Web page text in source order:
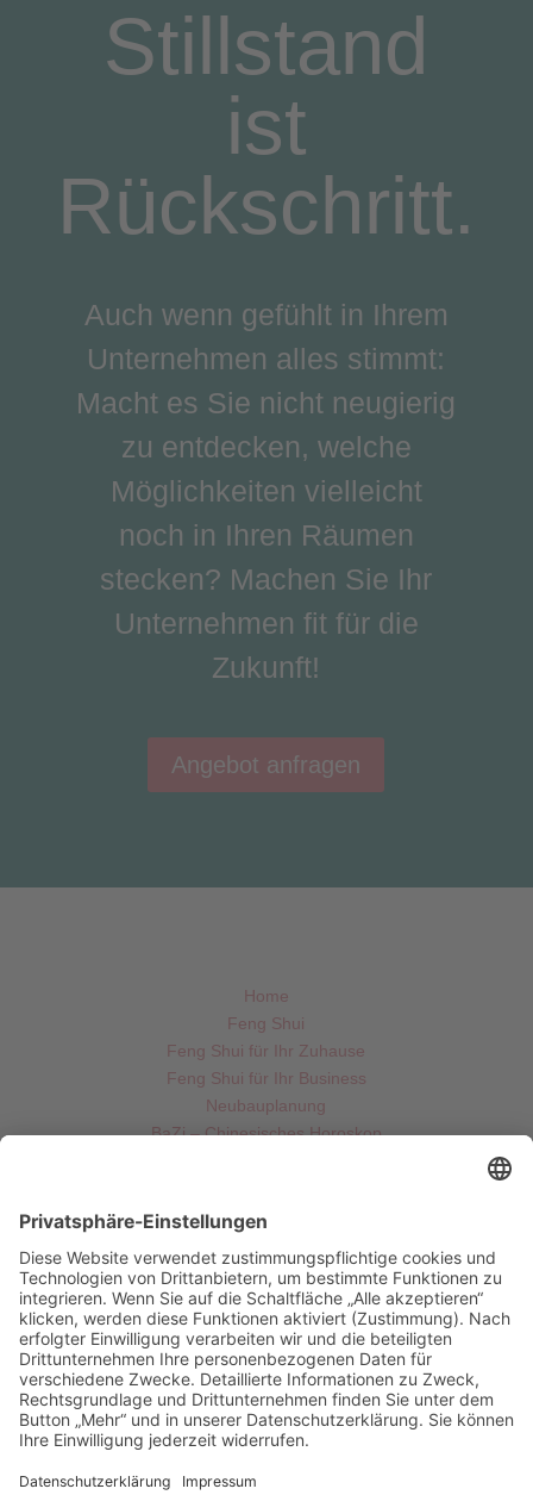
Stillstand
ist
Rückschritt.
Auch wenn gefühlt in Ihrem
Unternehmen alles stimmt:
Macht es Sie nicht neugierig
zu entdecken, welche
Möglichkeiten vielleicht
noch in Ihren Räumen
stecken? Machen Sie Ihr
Unternehmen fit für die
Zukunft!
Angebot anfragen
Home
Feng Shui
Feng Shui für Ihr Zuhause
Feng Shui für Ihr Business
Neubauplanung
BaZi – Chinesisches Horoskop
Kontakt
Impressum
Cookie-Einstellungen
Kontakt:
hallo@corneliabauer-fengshui.de